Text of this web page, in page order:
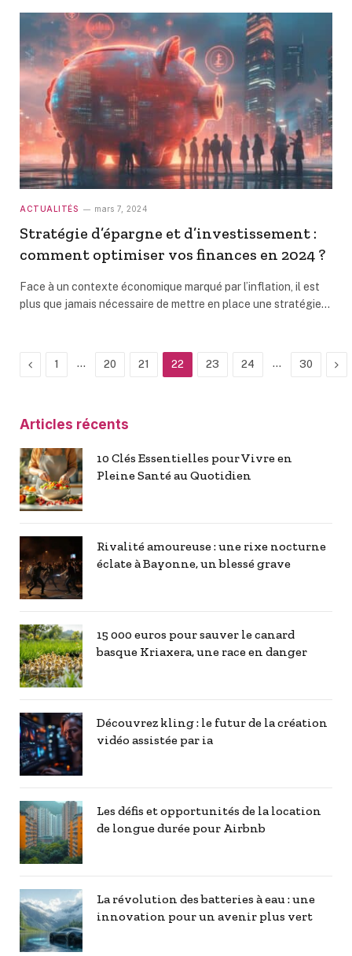
ACTUALITÉS mars 7, 2024
Stratégie d’épargne et d’investissement :
comment optimiser vos finances en 2024 ?
Face à un contexte économique marqué par l’inflation, il est
plus que jamais nécessaire de mettre en place une stratégie…
Previous
1 … 20 21 22 23 24 … 30
Articles récents
10 Clés Essentielles pour Vivre en
Pleine Santé au Quotidien
Rivalité amoureuse : une rixe nocturne
éclate à Bayonne, un blessé grave
15 000 euros pour sauver le canard
basque Kriaxera, une race en danger
Découvrez kling : le futur de la création
vidéo assistée par ia
Les défis et opportunités de la location
de longue durée pour Airbnb
La révolution des batteries à eau : une
innovation pour un avenir plus vert